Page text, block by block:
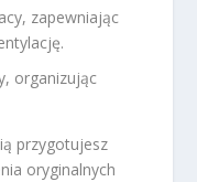
zapewniając
organizując
przygotujesz
oryginalnych